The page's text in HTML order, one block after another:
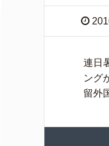
連日
ング
留外